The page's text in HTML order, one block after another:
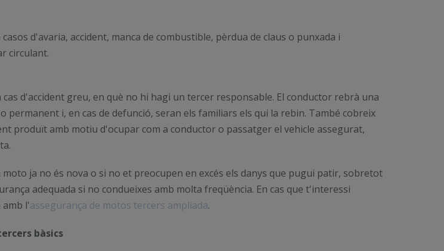
d'avaria, accident, manca de combustible, pèrdua de claus o punxada i
circulant.
d'accident greu, en què no hi hagi un tercer responsable. El conductor rebrà una
i, en cas de defunció, seran els familiars els qui la rebin. També cobreix
produït amb motiu d'ocupar com a conductor o passatger el vehicle assegurat,
ja no és nova o si no et preocupen en excés els danys que pugui patir, sobretot
adequada si no condueixes amb molta freqüència. En cas que t'interessi
l'assegurança de motos tercers ampliada.
bàsics